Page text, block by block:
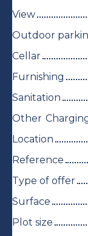
View
Outdoor
Cellar
Furnishing
Sanitation
Other
Location
Reference
Type of offer
Surface
Plot size